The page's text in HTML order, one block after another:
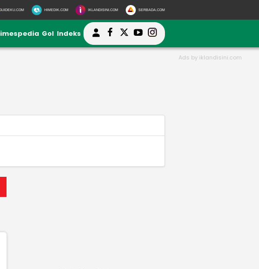
HIMEDIK.COM IKLANDISINI.COM SERBADA.COM
Gol Indeks